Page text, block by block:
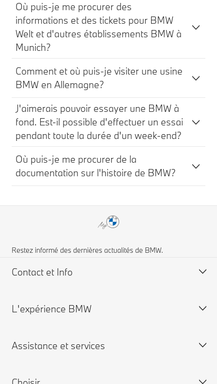
Où puis-je me procurer des
informations et des tickets pour BMW
Welt et d'autres établissements BMW à
Munich?
Comment et où puis-je visiter une usine
BMW en Allemagne?
J'aimerais pouvoir essayer une BMW à
fond. Est-il possible d'effectuer un essai
pendant toute la durée d'un week-end?
Où puis-je me procurer de la
documentation sur l'histoire de BMW?
Restez informé des dernières actualités de BMW.
Contact et Info
FAQ
Demander une offre
L'expérience BMW
BMW Group
Assistance et services
Prise de rendez-vous